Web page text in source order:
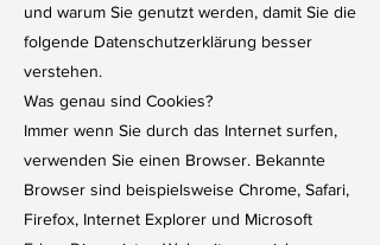
und warum Sie genutzt werden, damit Sie die
folgende Datenschutzerklärung besser
verstehen.
Was genau sind Cookies?
Immer wenn Sie durch das Internet surfen,
verwenden Sie einen Browser. Bekannte
Browser sind beispielsweise Chrome, Safari,
Firefox, Internet Explorer und Microsoft